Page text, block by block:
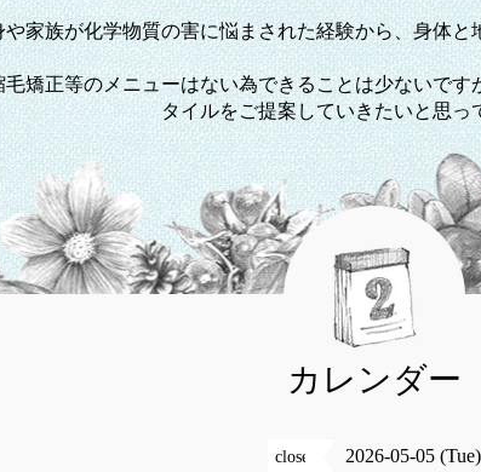
や家族が化学物質の害に悩まされた経験から、身体
矯正等のメニューはない為できることは少ないで
タイルをご提案していきたいと思っ
カレンダー
close 2026-05-05 (Tue)